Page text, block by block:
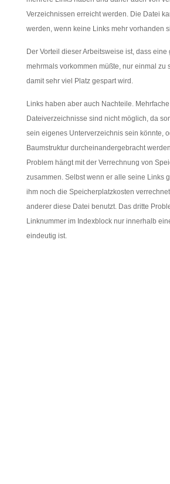
Verzeichnissen erreicht werden. Die Datei
werden, wenn keine Links mehr vorhanden
Der Vorteil dieser Arbeitsweise ist, dass eine
mehrmals vorkommen müßte, nur einmal zu
damit sehr viel Platz gespart wird.
Links haben aber auch Nachteile.
Dateiverzeichnisse sind nicht möglich, da
sein eigenes Unterverzeichnis sein könnte,
Baumstruktur durcheinandergebracht
Problem hängt mit der Verrechnung von
zusammen. Selbst wenn er alle seine Links
ihm noch die Speicherplatzkosten
anderer diese Datei benutzt. Das dritte
Linknummer im Indexblock nur innerhalb
eindeutig ist.